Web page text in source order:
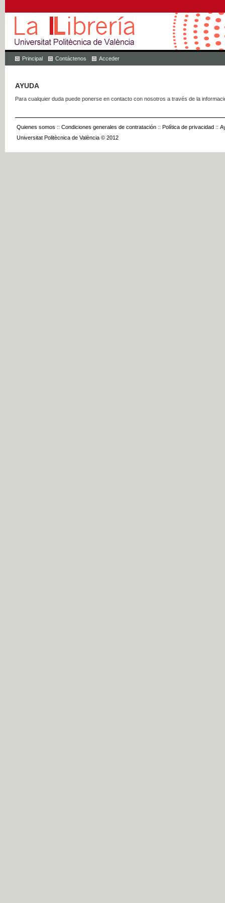
Principal Contáctenos Acceder
AYUDA
Para cualquier duda puede ponerse en contacto con nosotros a través de la
Quienes somos :: Condiciones generales de contratación :: Política de privacidad ::
Universitat Politècnica de València © 2012